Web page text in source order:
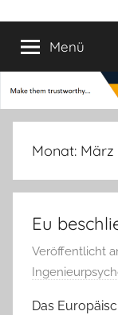
Menü
Monat: März
Eu
Veröffentlicht
Das